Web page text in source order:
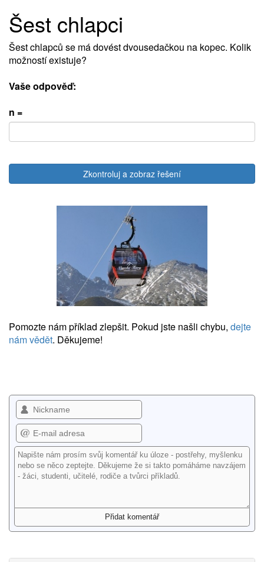
Šest chlapci
Šest chlapců se má dovést dvousedačkou na kopec. Kolik
možností existuje?
Vaše odpověď:
n =
Zkontroluj a zobraz řešení
Pomozte nám příklad zlepšit. Pokud jste našli chybu, dejte
nám vědět. Děkujeme!